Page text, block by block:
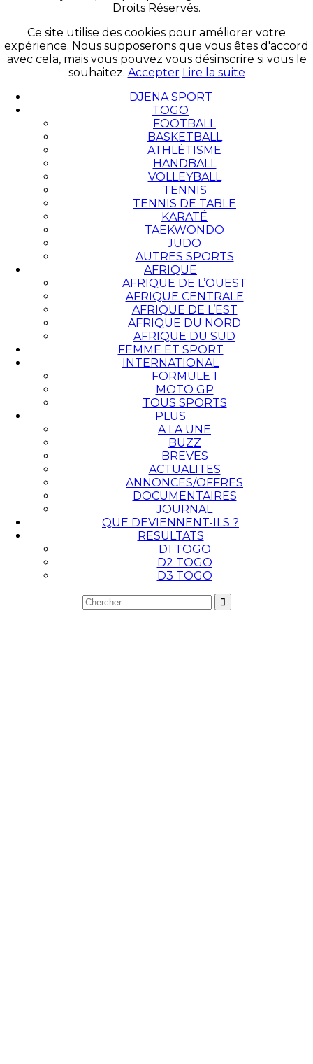
Droits Réservés.
Ce site utilise des cookies pour améliorer votre
expérience. Nous supposerons que vous êtes d'accord
avec cela, mais vous pouvez vous désinscrire si vous le
souhaitez. Accepter Lire la suite
DJENA SPORT
TOGO
FOOTBALL
BASKETBALL
ATHLÉTISME
HANDBALL
VOLLEYBALL
TENNIS
TENNIS DE TABLE
KARATÉ
TAEKWONDO
JUDO
AUTRES SPORTS
AFRIQUE
AFRIQUE DE L’OUEST
AFRIQUE CENTRALE
AFRIQUE DE L’EST
AFRIQUE DU NORD
AFRIQUE DU SUD
FEMME ET SPORT
INTERNATIONAL
FORMULE 1
MOTO GP
TOUS SPORTS
PLUS
A LA UNE
BUZZ
BREVES
ACTUALITES
ANNONCES/OFFRES
DOCUMENTAIRES
JOURNAL
QUE DEVIENNENT-ILS ?
RESULTATS
D1 TOGO
D2 TOGO
D3 TOGO